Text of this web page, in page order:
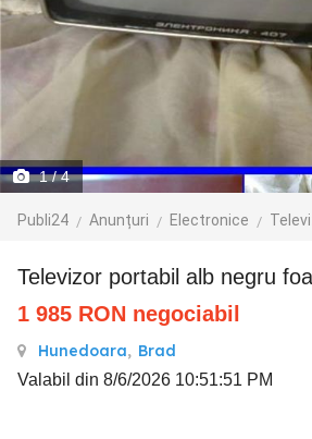
1/ 4
Publi24 Anunțuri Electronice
Televizor portabil alb negru
1 985 RON negociabil
Hunedoara, Brad
Valabil din 8/6/2026 10:51:51 PM